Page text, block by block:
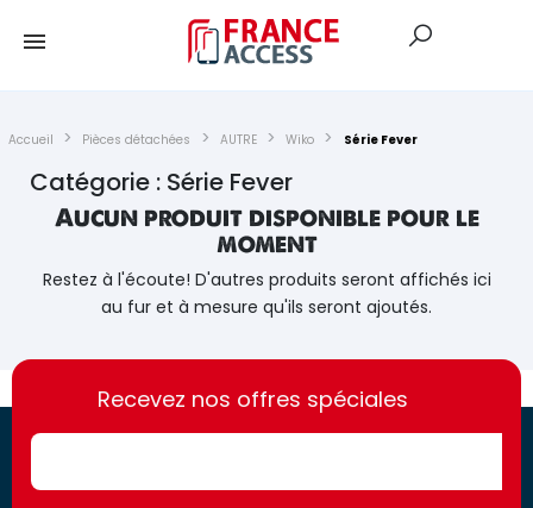
Accueil Pièces détachées AUTRE Wiko Série Fever
Catégorie : Série Fever
Aucun produit disponible pour le
moment
Restez à l'écoute! D'autres produits seront affichés ici
au fur et à mesure qu'ils seront ajoutés.
https://france-
access.fr
https://france-
access.fr
Recevez nos offres spéciales